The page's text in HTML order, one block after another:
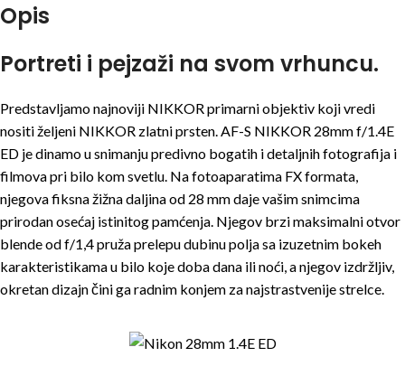
Opis
Portreti i pejzaži na svom vrhuncu.
Predstavljamo najnoviji NIKKOR primarni objektiv koji vredi
nositi željeni NIKKOR zlatni prsten. AF-S NIKKOR 28mm f/1.4E
ED je dinamo u snimanju predivno bogatih i detaljnih fotografija i
filmova pri bilo kom svetlu. Na fotoaparatima FX formata,
njegova fiksna žižna daljina od 28 mm daje vašim snimcima
prirodan osećaj istinitog pamćenja. Njegov brzi maksimalni otvor
blende od f/1,4 pruža prelepu dubinu polja sa izuzetnim bokeh
karakteristikama u bilo koje doba dana ili noći, a njegov izdržljiv,
okretan dizajn čini ga radnim konjem za najstrastvenije strelce.